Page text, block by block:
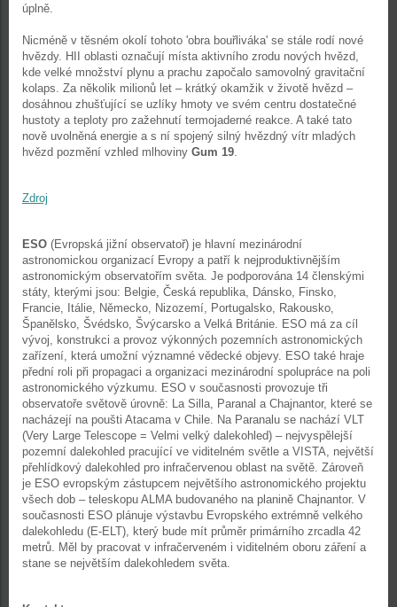
úplně.
Nicméně v těsném okolí tohoto 'obra bouřliváka' se stále rodí nové
hvězdy. HII oblasti označují místa aktivního zrodu nových hvězd,
kde velké množství plynu a prachu započalo samovolný gravitační
kolaps. Za několik milionů let – krátký okamžik v životě hvězd –
dosáhnou zhušťující se uzlíky hmoty ve svém centru dostatečné
hustoty a teploty pro zažehnutí termojaderné reakce. A také tato
nově uvolněná energie a s ní spojený silný hvězdný vítr mladých
hvězd pozmění vzhled mlhoviny Gum 19.
Zdroj
ESO (Evropská jižní observatoř) je hlavní mezinárodní
astronomickou organizací Evropy a patří k nejproduktivnějším
astronomickým observatořím světa. Je podporována 14 členskými
státy, kterými jsou: Belgie, Česká republika, Dánsko, Finsko,
Francie, Itálie, Německo, Nizozemí, Portugalsko, Rakousko,
Španělsko, Švédsko, Švýcarsko a Velká Británie. ESO má za cíl
vývoj, konstrukci a provoz výkonných pozemních astronomických
zařízení, která umožní významné vědecké objevy. ESO také hraje
přední roli při propagaci a organizaci mezinárodní spolupráce na poli
astronomického výzkumu. ESO v současnosti provozuje tři
observatoře světově úrovně: La Silla, Paranal a Chajnantor, které se
nacházejí na poušti Atacama v Chile. Na Paranalu se nachází VLT
(Very Large Telescope = Velmi velký dalekohled) – nejvyspělejší
pozemní dalekohled pracující ve viditelném světle a VISTA, největší
přehlídkový dalekohled pro infračervenou oblast na světě. Zároveň
je ESO evropským zástupcem největšího astronomického projektu
všech dob – teleskopu ALMA budovaného na planině Chajnantor. V
současnosti ESO plánuje výstavbu Evropského extrémně velkého
dalekohledu (E-ELT), který bude mít průměr primárního zrcadla 42
metrů. Měl by pracovat v infračerveném i viditelném oboru záření a
stane se největším dalekohledem světa.